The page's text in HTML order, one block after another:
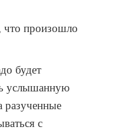
что произошло
будет
услышанную
разученные
с